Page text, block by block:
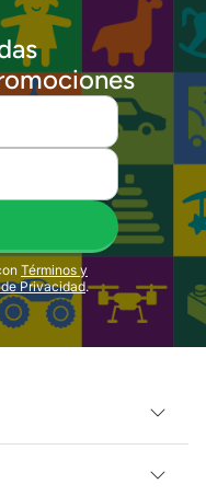
Términos y
Privacidad.